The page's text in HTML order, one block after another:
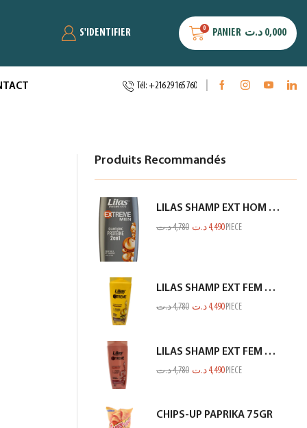
S'IDENTIFIER 0 PANIER 0,000 د.ت
Tél: +216 29 165 760
Produits Recommandés
LILAS SHAMP EXT HOM PROTEINE GRIS 350ML
4,780د.ت 4,490 د.ت PIECE
LILAS SHAMP EXT FEM SEC ET ABIME JAUNE 350ML
4,780د.ت 4,490 د.ت PIECE
LILAS SHAMP EXT FEM RACINE GP SECHE SAUMON 350ML
4,780د.ت 4,490 د.ت PIECE
CHIPS-UP PAPRIKA 75GR